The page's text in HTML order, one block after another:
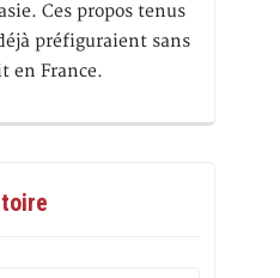
Ces propos tenus
préfiguraient sans
en France.